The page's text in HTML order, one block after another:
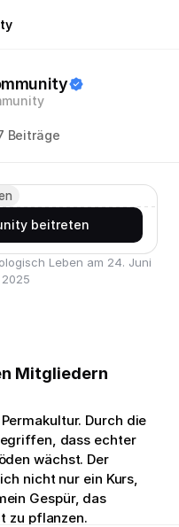
Beiträge
beitreten
Leben am 24. Juni
2025
Mitgliedern
Durch die
dass echter
wächst. Der
nicht nur ein Kurs,
Gespür, das
zu pflanzen.